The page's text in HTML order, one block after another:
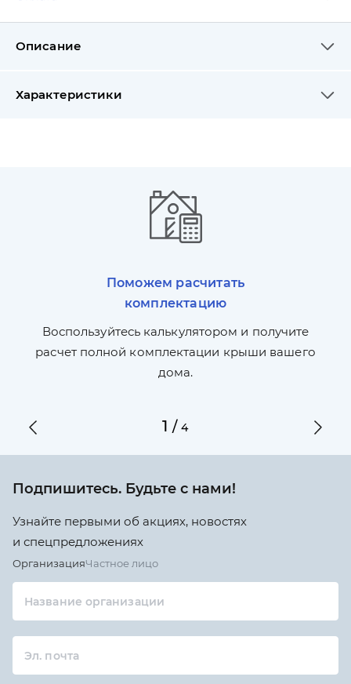
Описание
Характеристики
Поможем расчитать
комплектацию
Воспользуйтесь калькулятором и получите
расчет полной комплектации крыши вашего
дома.
1 /4
Подпишитесь. Будьте с нами!
Узнайте первыми об акциях, новостях
и спецпредложениях
ОрганизацияЧастное лицо
Название организации
Эл. почта